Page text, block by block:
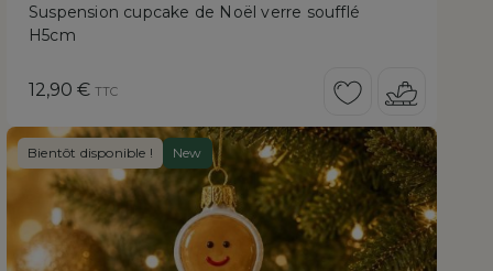
Suspension cupcake de Noël verre soufflé
H5cm
Prix
12,90 € TTC
Bientôt disponible ! New